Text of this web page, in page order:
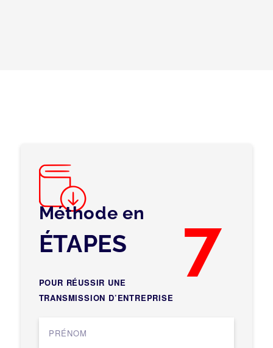
Méthode en 7
ÉTAPES
POUR RÉUSSIR UNE
TRANSMISSION D’ENTREPRISE